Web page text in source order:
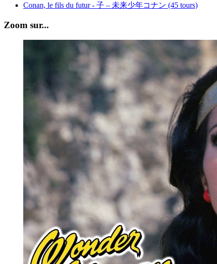
Conan, le fils du futur - 子 – 未来少年コナン (45 tours)
Zoom sur...